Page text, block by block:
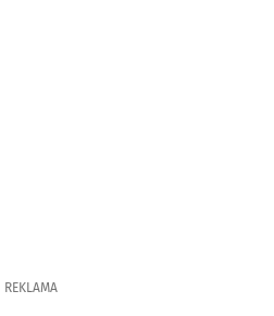
REKLAMA